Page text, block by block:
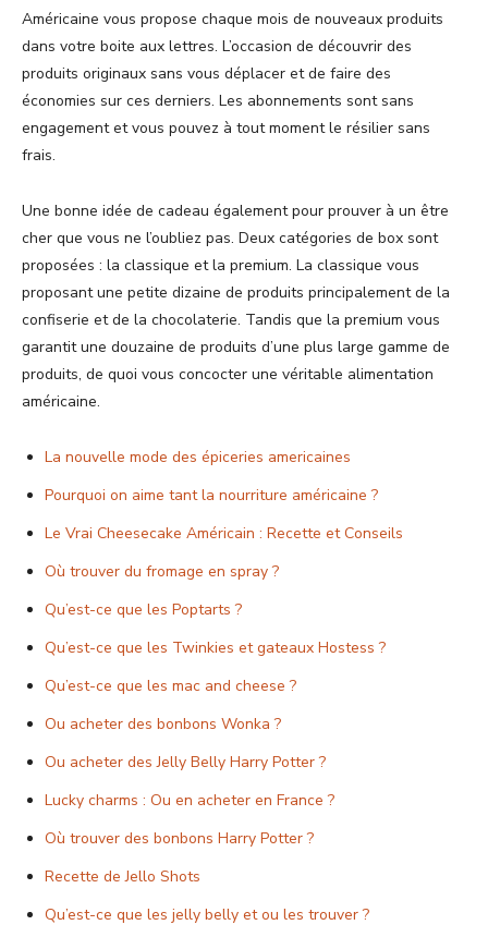
Américaine vous propose chaque mois de nouveaux produits
dans votre boite aux lettres. L’occasion de découvrir des
produits originaux sans vous déplacer et de faire des
économies sur ces derniers. Les abonnements sont sans
engagement et vous pouvez à tout moment le résilier sans
frais.
Une bonne idée de cadeau également pour prouver à un être
cher que vous ne l’oubliez pas. Deux catégories de box sont
proposées : la classique et la premium. La classique vous
proposant une petite dizaine de produits principalement de la
confiserie et de la chocolaterie. Tandis que la premium vous
garantit une douzaine de produits d’une plus large gamme de
produits, de quoi vous concocter une véritable alimentation
américaine.
La nouvelle mode des épiceries americaines
Pourquoi on aime tant la nourriture américaine ?
Le Vrai Cheesecake Américain : Recette et Conseils
Où trouver du fromage en spray ?
Qu’est-ce que les Poptarts ?
Qu’est-ce que les Twinkies et gateaux Hostess ?
Qu’est-ce que les mac and cheese ?
Ou acheter des bonbons Wonka ?
Ou acheter des Jelly Belly Harry Potter ?
Lucky charms : Ou en acheter en France ?
Où trouver des bonbons Harry Potter ?
Recette de Jello Shots
Qu’est-ce que les jelly belly et ou les trouver ?